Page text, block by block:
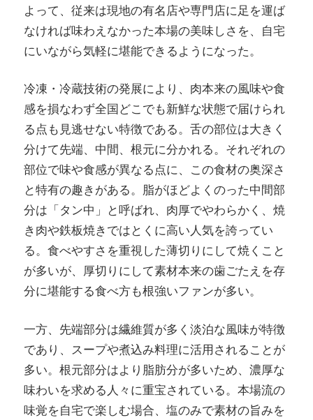
よって、従来は現地の有名店や専門店に足を運ば
なければ味わえなかった本場の美味しさを、自宅
にいながら気軽に堪能できるようになった。
冷凍・冷蔵技術の発展により、肉本来の風味や食
感を損なわず全国どこでも新鮮な状態で届けられ
る点も見逃せない特徴である。舌の部位は大きく
分けて先端、中間、根元に分かれる。それぞれの
部位で味や食感が異なる点に、この食材の奥深さ
と特有の趣きがある。脂がほどよくのった中間部
分は「タン中」と呼ばれ、肉厚でやわらかく、焼
き肉や鉄板焼きではとくに高い人気を誇ってい
る。食べやすさを重視した薄切りにして焼くこと
が多いが、厚切りにして素材本来の歯ごたえを存
分に堪能する食べ方も根強いファンが多い。
一方、先端部分は繊維質が多く淡泊な風味が特徴
であり、スープや煮込み料理に活用されることが
多い。根元部分はより脂肪分が多いため、濃厚な
味わいを求める人々に重宝されている。本場流の
味覚を自宅で楽しむ場合、塩のみで素材の旨みを